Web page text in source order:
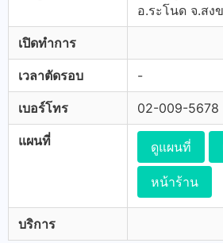
อ.ระโนด จ.สง
เปิดทำการ
เวลาตัดรอบ -
เบอร์โทร 02-009-5678
แผนที่ ดูแผนที่
หน้าร้าน
บริการ